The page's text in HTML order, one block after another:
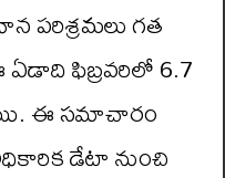
పరిశ్రమలు గత
ఫిబ్రవరిలో 6.7
ఈ సమాచారం
డేటా నుంచి